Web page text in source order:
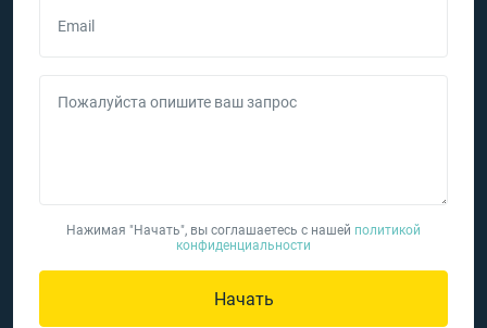
Email
Пожалуйста опишите ваш запрос
Нажимая "Начать", вы соглашаетесь с нашей политикой
конфиденциальности
Начать